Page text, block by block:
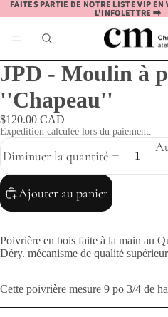
FAITES PARTIE DE NOTRE LISTE VIP EN
L'INFOLETTRE ➡️
FAITES PARTIE DE NOTRE LISTE VIP EN
L'INFOLETTRE ➡️
JPD - Moulin à
''Chapeau''
$120.00 CAD
Expédition calculée lors du paiement.
Diminuer la quantité
Ajouter au panier
Poivrière en bois faite à la main au
Déry. mécanisme de qualité
Cette poivrière mesure 9 po 3/4 de